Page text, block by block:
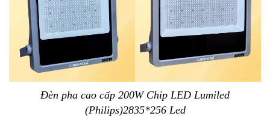
Đèn pha cao cấp 200W Chip LED Lumiled
(Philips)2835*256 Led